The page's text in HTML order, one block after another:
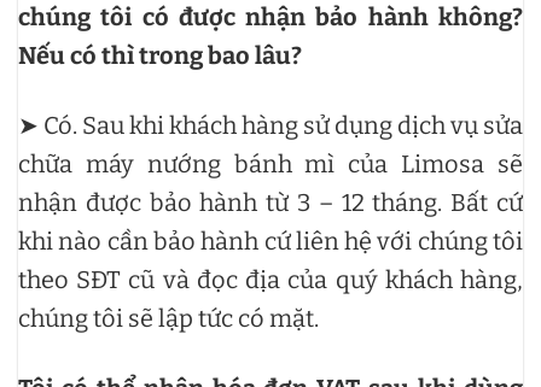
chúng tôi có được nhận bảo hành không?
Nếu có thì trong bao lâu?
➤ Có. Sau khi khách hàng sử dụng dịch vụ sửa
chữa máy nướng bánh mì của Limosa sẽ
nhận được bảo hành từ 3 – 12 tháng. Bất cứ
khi nào cần bảo hành cứ liên hệ với chúng tôi
theo SĐT cũ và đọc địa của quý khách hàng,
chúng tôi sẽ lập tức có mặt.